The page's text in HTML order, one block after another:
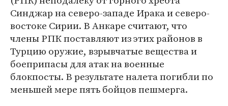
Синджар на северо-западе Ирака и северо-
востоке Сирии. В Анкаре считают, что
члены РПК поставляют из этих районов в
Турцию оружие, взрывчатые вещества и
боеприпасы для атак на военные
блокпосты. В результате налета погибли по
меньшей мере пять бойцов пешмерга.